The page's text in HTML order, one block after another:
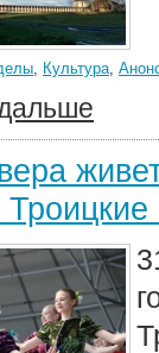
, Культура,